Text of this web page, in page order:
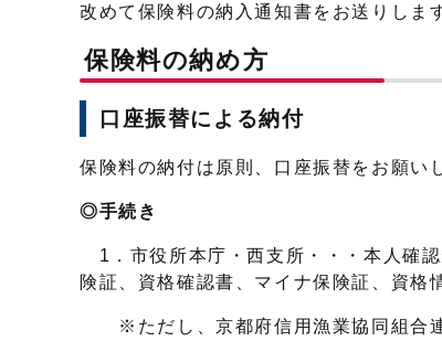
改めて保険料の納入通知書をお送りしま
保険料の納め方
口座振替による納付
保険料の納付は原則、口座振替をお願い
◎手続き
1．市役所本庁・西支所・・・本人確
険証、資格確認書、マイナ保険証、資格
※ただし、京都府信用漁業協同組合連